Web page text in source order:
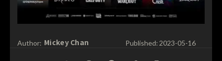
Author: Mickey Chan Published: 2023-05-16